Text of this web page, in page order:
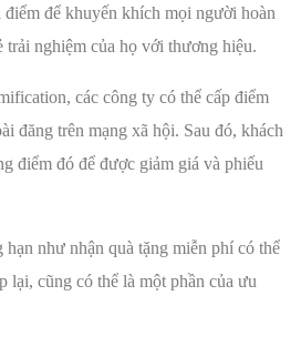
điểm để khuyến khích mọi người hoàn
trải nghiệm của họ với thương hiệu.
các công ty có thể cấp điểm
đăng trên mạng xã hội. Sau đó, khách
điểm đó để được giảm giá và phiếu
như nhận quà tặng miễn phí có thể
lại, cũng có thể là một phần của ưu